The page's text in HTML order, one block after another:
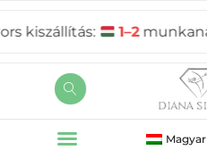
Magyar
kiszállítás: 1–2 munkanap